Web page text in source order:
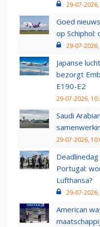
29-07-
Goed
op Schiphol:
29-07-
Japanse
bezorgt
E190-E2
29-07-2026,
Saudi
29-07-2026,
Portugal:
Lufthansa?
29-07-
American